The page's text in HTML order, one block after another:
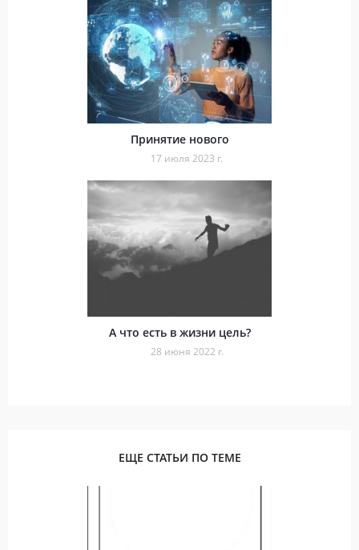
Принятие нового
17 июля 2023 г.
А что есть в жизни цель?
28 июня 2022 г.
ЕЩЕ СТАТЬИ ПО ТЕМЕ